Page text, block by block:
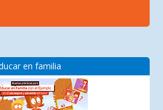
en familia